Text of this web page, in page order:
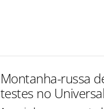
Montanha-russa
testes no